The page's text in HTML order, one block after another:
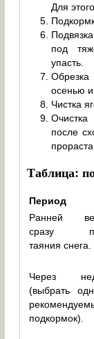
Для
под
упасть.
Обрезка
осенью
Чистка
после
Таблица:
Период
Ранней
сразу
таяния снега.
Через
(выбрать
подкормок).